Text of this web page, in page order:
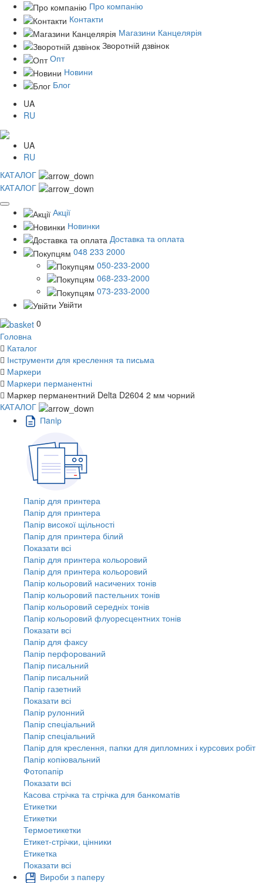
Про компанію
Контакти
Магазини Канцелярія
Зворотній дзвінок
Опт
Новини
Блог
UA
RU
UA
RU
КАТАЛОГ
КАТАЛОГ
Акції
Новинки
Доставка та оплата
048 233 2000
050-233-2000
068-233-2000
073-233-2000
Увійти
0
Головна
Каталог
Інструменти для креслення та письма
Маркери
Маркери перманентні
Маркер перманентний Delta D2604 2 мм чорний
КАТАЛОГ
Пaпiр
Папір для принтера
Папір для принтера
Папір високої щільності
Папір для принтера білий
Показати всі
Папір для принтера кольоровий
Папір для принтера кольоровий
Папір кольоровий насичених тонів
Папір кольоровий пастельних тонів
Папір кольоровий середніх тонів
Папір кольоровий флуоресцентних тонів
Показати всі
Папір для факсу
Папір перфорований
Папір писальний
Папір писальний
Папір газетний
Показати всі
Папір рулонний
Папір спеціальний
Папір спеціальний
Папір для креслення, папки для дипломних і курсових робіт
Папір копіювальний
Фотопапір
Показати всі
Касова стрічка та стрічка для банкоматів
Етикетки
Етикетки
Термоетикетки
Етикет-стрічки, цінники
Етикетка
Показати всі
Вироби з паперу